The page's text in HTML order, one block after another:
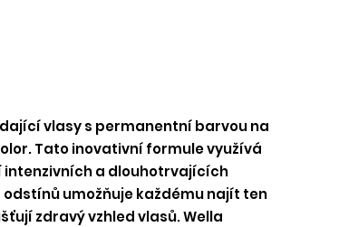
vlasy s permanentní barvou na
Tato inovativní formule využívá
intenzivních a dlouhotrvajících
umožňuje každému najít ten
zdravý vzhled vlasů. Wella